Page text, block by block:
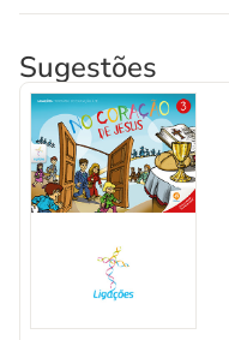
Sugestões